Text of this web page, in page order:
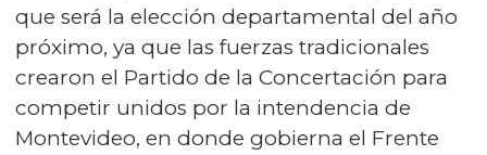
que será la elección departamental del año
próximo, ya que las fuerzas tradicionales
crearon el Partido de la Concertación para
competir unidos por la intendencia de
Montevideo, en donde gobierna el Frente